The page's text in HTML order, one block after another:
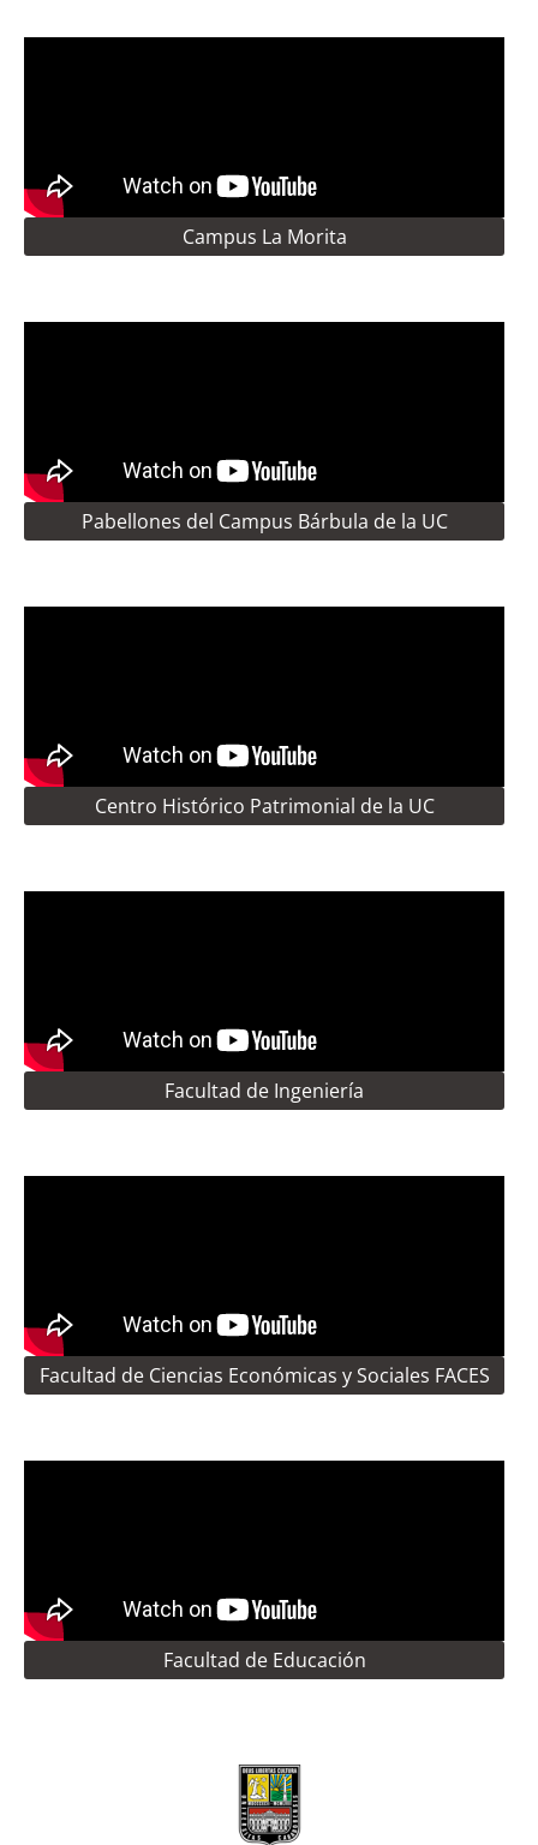
Campus La Morita
Pabellones del Campus Bárbula de la UC
Centro Histórico Patrimonial de la UC
Facultad de Ingeniería
Facultad de Ciencias Económicas y Sociales FACES
Facultad de Educación